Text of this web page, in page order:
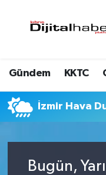
Gündem KKTC
İzmir Hava
Bugün,
Trafik Durumu
Süper Lig Puan
Son Dakika